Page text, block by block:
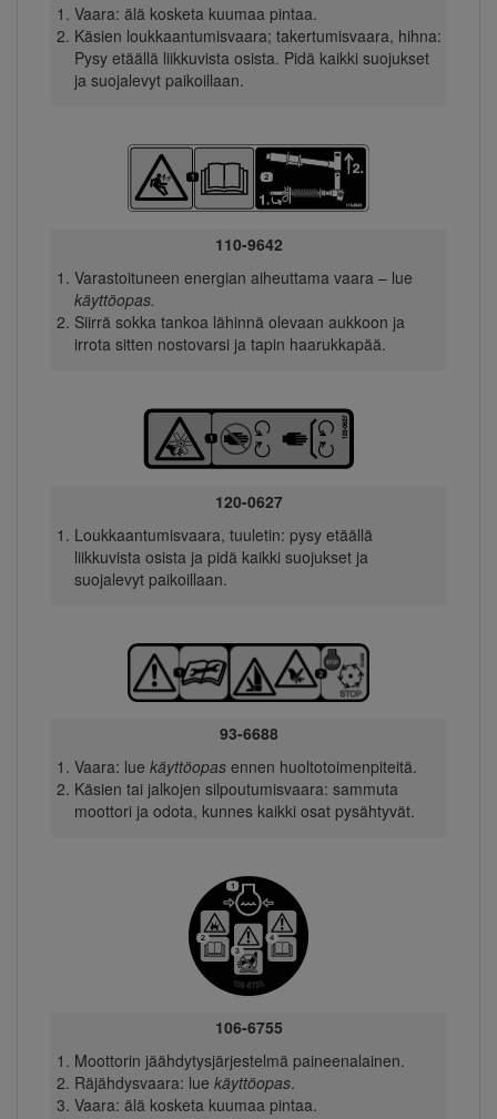
Vaara: älä kosketa kuumaa pintaa.
Käsien loukkaantumisvaara; takertumisvaara, hihna:
Pysy etäällä liikkuvista osista. Pidä kaikki suojukset
ja suojalevyt paikoillaan.
110-9642
Varastoituneen energian aiheuttama vaara – lue
käyttöopas.
Siirrä sokka tankoa lähinnä olevaan aukkoon ja
irrota sitten nostovarsi ja tapin haarukkapää.
120-0627
Loukkaantumisvaara, tuuletin: pysy etäällä
liikkuvista osista ja pidä kaikki suojukset ja
suojalevyt paikoillaan.
93-6688
Vaara: lue käyttöopasennen huoltotoimenpiteitä.
Käsien tai jalkojen silpoutumisvaara: sammuta
moottori ja odota, kunnes kaikki osat pysähtyvät.
106-6755
Moottorin jäähdytysjärjestelmä paineenalainen.
Räjähdysvaara: lue käyttöopas.
Vaara: älä kosketa kuumaa pintaa.